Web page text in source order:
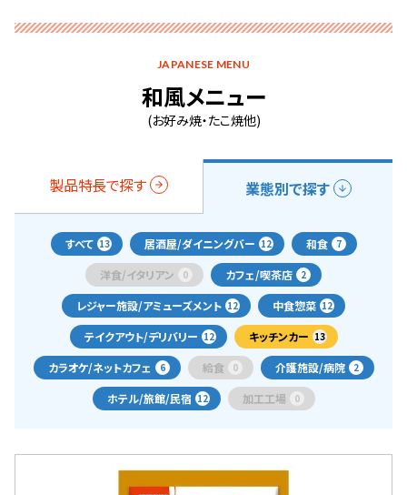
JAPANESE MENU
和風メニュー
(お好み焼・たこ焼他)
製品特長で探す 業態別で探す
すべて 13 居酒屋/ダイニングバー 12 和食 7
洋食/イタリアン 0 カフェ/喫茶店 2
レジャー施設/アミューズメント 12 中食惣菜 12
テイクアウト/デリバリー 12 キッチンカー 13
カラオケ/ネットカフェ 6 給食 0 介護施設/病院 2
ホテル/旅館/民宿 12 加工工場 0